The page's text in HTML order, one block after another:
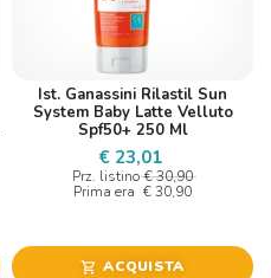
Ist. Ganassini Rilastil Sun
System Baby Latte Velluto
Spf50+ 250 Ml
€ 23,01
Prz. listino € 30,90
Prima era € 30,90
shopping_cart ACQUISTA